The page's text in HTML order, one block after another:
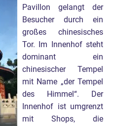
Pavillon gelangt der
Besucher durch ein
großes chinesisches
Tor. Im Innenhof steht
dominant ein
chinesischer Tempel
mit Name „der Tempel
des Himmel“. Der
Innenhof ist umgrenzt
mit Shops, die